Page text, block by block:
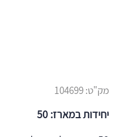
מק"ט:104699
יחידות במארז: 50